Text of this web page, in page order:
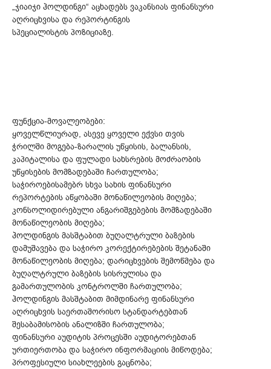
„ჯიაიჯი ჰოლდინგი“ აცხადებს ვაკანსიას ფინანსური
აღრიცხვისა და რეპორტინგის
სპეციალისტის პოზიციაზე.
ფუნქცია-მოვალეობები:
ყოველწლიურად, ასევე ყოველი ექვსი თვის
ჭრილში მოგება-ზარალის უწყისის, ბალანსის,
კაპიტალისა და ფულადი სახსრების მოძრაობის
უწყისების მომზადებაში ჩართულობა;
საჭიროებისამებრ სხვა სახის ფინანსური
რეპორტების აწყობაში მონაწილეობის მიღება;
კონსოლიდირებული ანგარიშგებების მომზადებაში
მონაწილეობის მიღება;
ჰოლდინგის მასშტაბით ბუღალტრული ბაზების
დამუშავება და საჭირო კორექტირებების შეტანაში
მონაწილეობის მიღება; დარიცხვების შემოწმება და
ბუღალტრული ბაზების სისრულისა და
გამართულობის კონტროლში ჩართულობა;
ჰოლდინგის მასშტაბით მიმდინარე ფინანსური
აღრიცხვის საერთაშორისო სტანდარტებთან
შესაბამისობის ანალიზში ჩართულობა;
ფინანსური აუდიტის პროცესში აუდიტორებთან
ურთიერთობა და საჭირო ინფორმაციის მიწოდება;
პროფესიული სიახლეების გაცნობა;